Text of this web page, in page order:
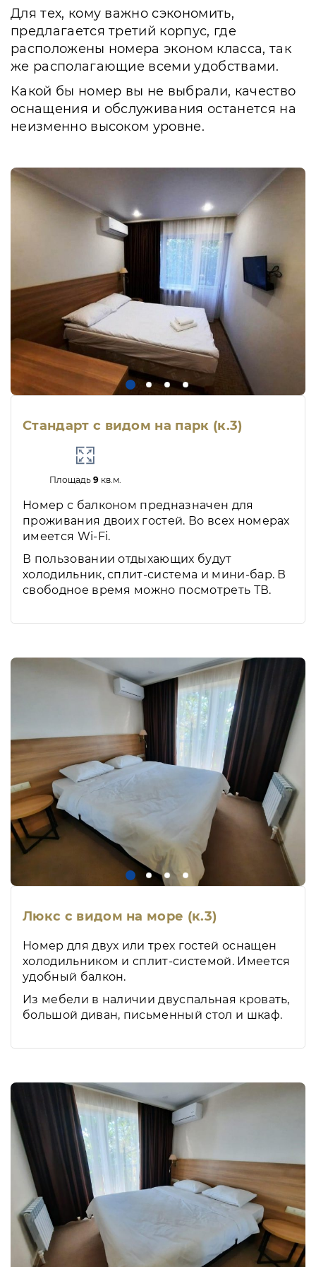
Для тех, кому важно сэкономить,
предлагается третий корпус, где
расположены номера эконом класса, так
же располагающие всеми удобствами.
Какой бы номер вы не выбрали, качество
оснащения и обслуживания останется на
неизменно высоком уровне.
Стандарт с видом на парк (к.3)
Площадь 9кв.м.
Номер с балконом предназначен для
проживания двоих гостей. Во всех номерах
имеется Wi-Fi.
В пользовании отдыхающих будут
холодильник, сплит-система и мини-бар. В
свободное время можно посмотреть ТВ.
Люкс с видом на море (к.3)
Номер для двух или трех гостей оснащен
холодильником и сплит-системой. Имеется
удобный балкон.
Из мебели в наличии двуспальная кровать,
большой диван, письменный стол и шкаф.